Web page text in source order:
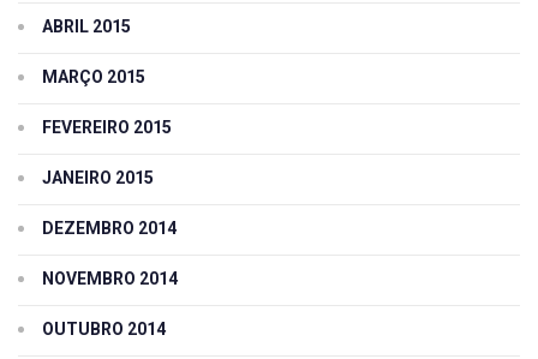
ABRIL 2015
MARÇO 2015
FEVEREIRO 2015
JANEIRO 2015
DEZEMBRO 2014
NOVEMBRO 2014
OUTUBRO 2014